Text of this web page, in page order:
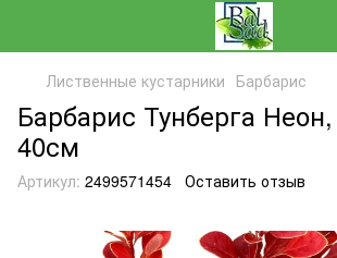
Лиственные кустарники Барбарис
Барбарис Тунберга
40см
Артикул: 2499571454 Оставить отзыв